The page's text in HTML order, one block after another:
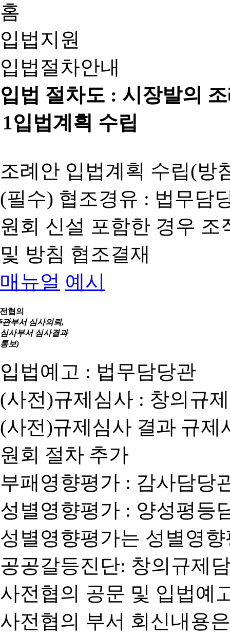
홈
입법지원
입법절차안내
입법 절차도 : 시장발의
1입법계획 수립
조례안 입법계획 수립(방
(필수) 협조경유 : 법무담
원회 신설 포함한 경우
및 방침 협조결재
매뉴얼 예시
협의
관부서 심사의뢰,
심사부서 심사결과
통보)
입법예고 : 법무담당관
(사전)규제심사 : 창의규
(사전)규제심사 결과 규
원회 절차 추가
부패영향평가 : 감사담당
성별영향평가 : 양성평등
성별영향평가는 성별영
공공갈등진단: 창의규제
사전협의 공문 및 입법예
사전협의 부서 회신내용